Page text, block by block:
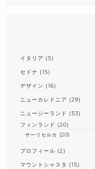
イタリア (5)
セドナ (15)
デザイン (16)
ニューカレドニア (29)
ニュージーランド (53)
フィンランド (20)
サーリセルカ (20)
プロフィール (2)
マウントシャスタ (15)